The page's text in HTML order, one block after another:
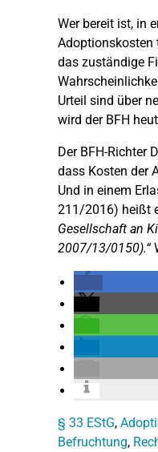
Wer bereit ist, in
Adoptionskosten
das zuständige
Urteil sind über
wird der BFH
Der BFH-Richter
dass Kosten der
Und in einem
211/2016) heißt
Gesellschaft an
2007/13/0150).“
§ 33 EStG,
Befruchtung,